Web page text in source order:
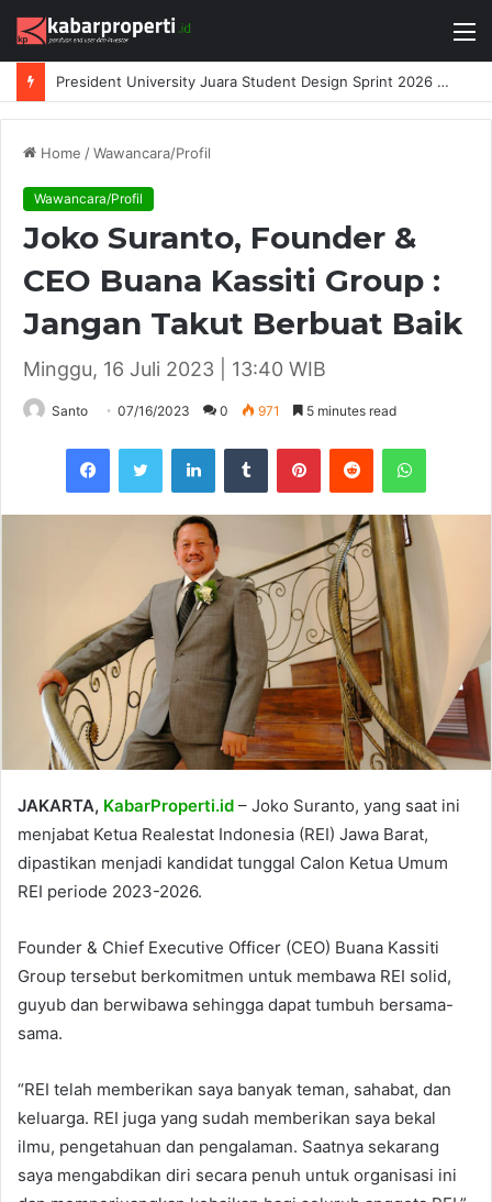
President University Juara Student Design Sprint 2026 yang Digelar BlueScope Lysaght dan IAI Bekasi
Home /Wawancara/Profil
Wawancara/Profil
Joko Suranto, Founder &
CEO Buana Kassiti Group :
Jangan Takut Berbuat Baik
Minggu, 16 Juli 2023 | 13:40 WIB
Santo 07/16/2023 0 971 5 minutes read
FacebookTwitter LinkedInTumblr PinterestReddit
JAKARTA, KabarProperti.id – Joko Suranto, yang saat ini
menjabat Ketua Realestat Indonesia (REI) Jawa Barat,
dipastikan menjadi kandidat tunggal Calon Ketua Umum
REI periode 2023-2026.
Founder & Chief Executive Officer (CEO) Buana Kassiti
Group tersebut berkomitmen untuk membawa REI solid,
guyub dan berwibawa sehingga dapat tumbuh bersama-
sama.
“REI telah memberikan saya banyak teman, sahabat, dan
keluarga. REI juga yang sudah memberikan saya bekal
ilmu, pengetahuan dan pengalaman. Saatnya sekarang
saya mengabdikan diri secara penuh untuk organisasi ini